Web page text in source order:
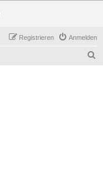
Anmelden
Registrieren